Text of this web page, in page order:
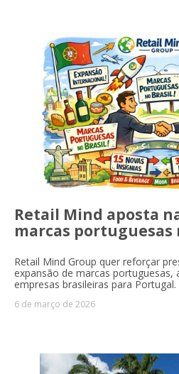
Retail Mind aposta
marcas portuguesas
Retail Mind Group quer reforçar
expansão de marcas portuguesas,
empresas brasileiras para Portugal.
6 de março de 2026